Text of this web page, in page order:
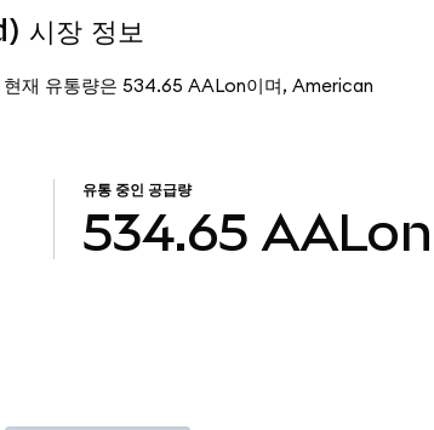
장 정보
재 유통량은 534.65 AALon이며, American
유통 중인 공급량
534.65 AALon